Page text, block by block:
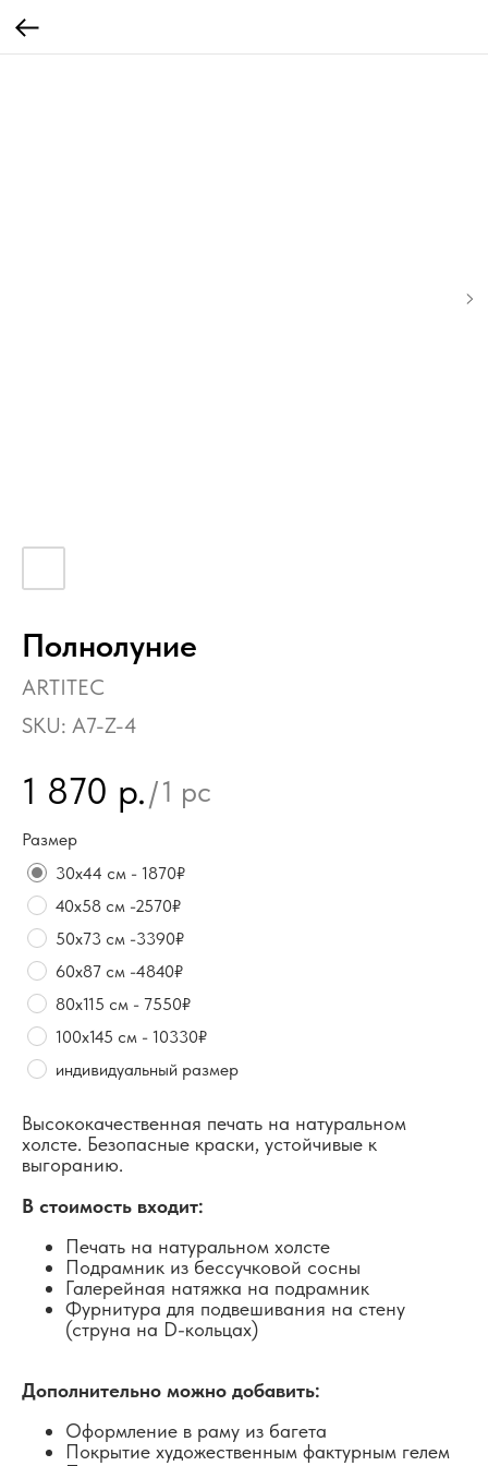
Полнолуние
ARTITEC
SKU: А7-Z-4
1 870 р./1 pc
Размер
30х44 см - 1870₽
40х58 см -2570₽
50х73 см -3390₽
60х87 см -4840₽
80х115 см - 7550₽
100х145 см - 10330₽
индивидуальный размер
Высококачественная печать на натуральном
холсте. Безопасные краски, устойчивые к
выгоранию.
В стоимость входит:
Печать на натуральном холсте
Подрамник из бессучковой сосны
Галерейная натяжка на подрамник
Фурнитура для подвешивания на стену
(струна на D-кольцах)
Дополнительно можно добавить:
Оформление в раму из багета
Покрытие художественным фактурным гелем